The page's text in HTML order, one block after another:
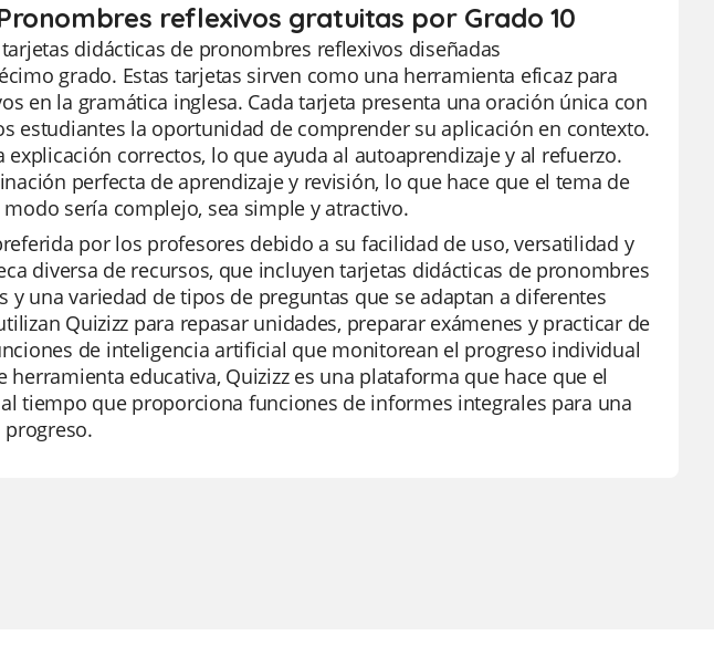
reflexivos gratuitas por Grado 10
didácticas de pronombres reflexivos diseñadas
grado. Estas tarjetas sirven como una herramienta eficaz para
en la gramática inglesa. Cada tarjeta presenta una oración única con
estudiantes la oportunidad de comprender su aplicación en contexto.
explicación correctos, lo que ayuda al autoaprendizaje y al refuerzo.
perfecta de aprendizaje y revisión, lo que hace que el tema de
sería complejo, sea simple y atractivo.
por los profesores debido a su facilidad de uso, versatilidad y
diversa de recursos, que incluyen tarjetas didácticas de pronombres
y una variedad de tipos de preguntas que se adaptan a diferentes
Quizizz para repasar unidades, preparar exámenes y practicar de
de inteligencia artificial que monitorean el progreso individual
educativa, Quizizz es una plataforma que hace que el
tiempo que proporciona funciones de informes integrales para una